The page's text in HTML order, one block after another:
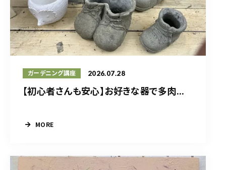
ガーデニング講座 2026.07.28
【初心者さんも安心】お好きな器で多肉...
MORE